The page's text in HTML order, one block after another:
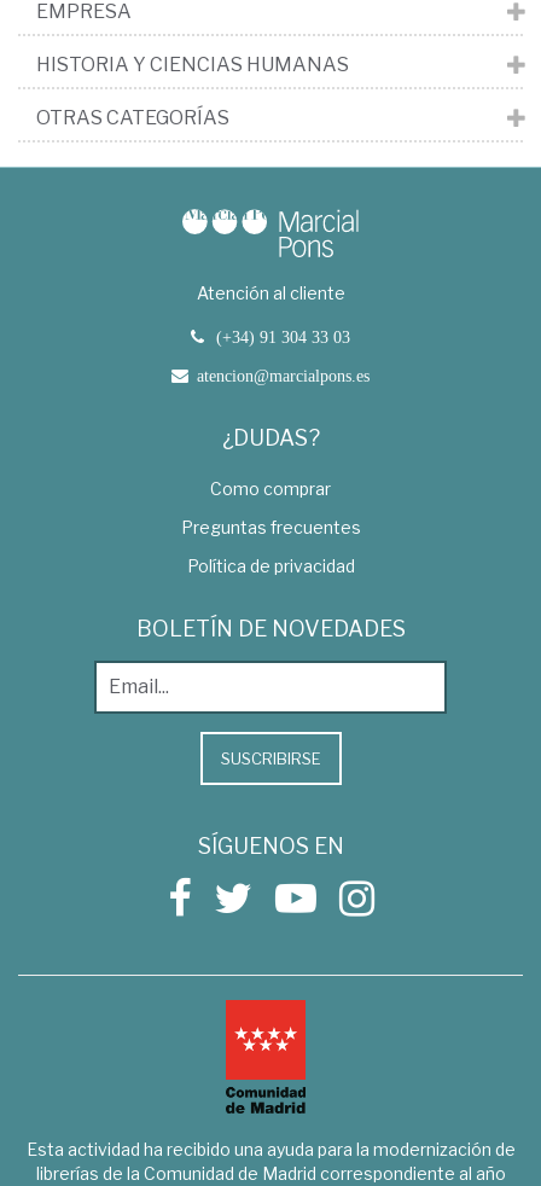
EMPRESA
HISTORIA Y CIENCIAS HUMANAS
OTRAS CATEGORÍAS
Atención al cliente
(+34) 91 304 33 03
atencion@marcialpons.es
¿DUDAS?
Como comprar
Preguntas frecuentes
Política de privacidad
BOLETÍN DE NOVEDADES
SUSCRIBIRSE
SÍGUENOS EN
Esta actividad ha recibido una ayuda para la modernización de
librerías de la Comunidad de Madrid correspondiente al año